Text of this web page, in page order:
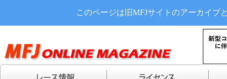
このページは旧MFJサイトのアーカイブ